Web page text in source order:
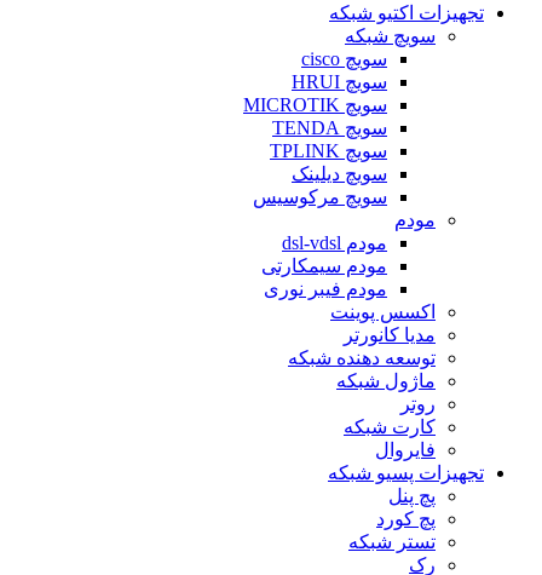
تجهیزات اکتیو شبکه
سویچ شبکه
سویچ cisco
سویچ HRUI
سویچ MICROTIK
سویچ TENDA
سویچ TPLINK
سویچ دیلینک
سویچ مرکوسیس
مودم
مودم dsl-vdsl
مودم سیمکارتی
مودم فیبر نوری
اکسس پوینت
مدیا کانورتر
توسعه دهنده شبکه
ماژول شبکه
روتر
کارت شبکه
فایروال
تجهیزات پسیو شبکه
پچ پنل
پچ کورد
تستر شبکه